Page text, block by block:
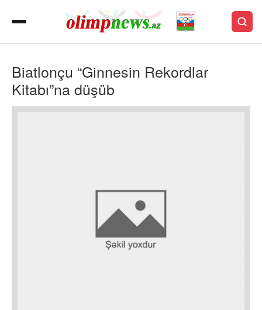
Biatlonçu “Ginnesin Rekordlar
Kitabı”na düşüb